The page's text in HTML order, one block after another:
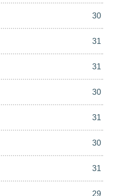
30
31
31
30
31
30
31
29